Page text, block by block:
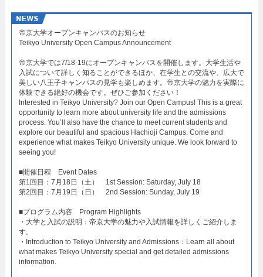
帝京大学オープンキャンパスのお知らせ​
Teikyo University Open Campus Announcement​
帝京大学では7/18-19にオープンキャンパスを開催します。大学生活や
入試について詳しく知ることができるほか、在学生との交流や、広大で
美しい八王子キャンパスの見学も楽しめます。帝京大学の魅力を実際に
体験できる絶好の機会です。ぜひご参加ください！
Interested in Teikyo University? Join our Open Campus! This is a great
opportunity to learn more about university life and the admissions
process. You’ll also have the chance to meet current students and
explore our beautiful and spacious Hachioji Campus. Come and
experience what makes Teikyo University unique. We look forward to
seeing you!
​■開催日程 Event Dates​
第1回目：7月18日（土） 1st Session: Saturday, July 18​
第2回目：7月19日（日） 2nd Session: Sunday, July 19​
■プログラム内容 Program Highlights​
・大学と入試の説明：帝京大学の魅力や入試情報を詳しくご紹介しま
す。​
・Introduction to Teikyo University and Admissions：Learn all about
what makes Teikyo University special and get detailed admissions
information.​